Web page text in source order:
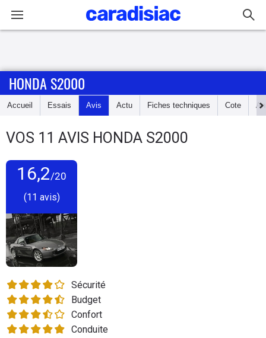
Accueil
Essais
Guide
Electriques
Utilitaires
Flottes
Auto
Services
HONDA S2000
Accueil Essais Avis Actu Fiches techniques Cote
VOS 11 AVIS HONDA S2000
16,2/20
(11 avis)
Sécurité
Budget
Confort
Conduite